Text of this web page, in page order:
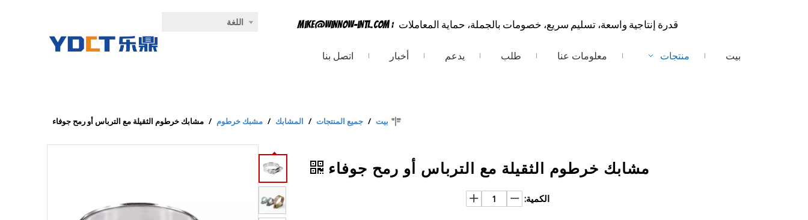
قدرة إنتاجية واسعة، تسليم سريع، خصومات بالجملة، حماية المعاملات :
mike@winnow-intl.com اللغة
بيت منتجات معلومات عنا طلب يدعم أخبار اتصل بنا
بيت / جميع المنتجات / المشابك / مشبك خرطوم / مشابك خرطوم الثقيلة مع الترباس أو رمح جوفاء
مشابك خرطوم الثقيلة مع الترباس أو رمح جوفاء
الكمية: